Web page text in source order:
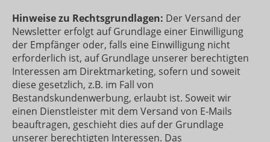
Hinweise zu Rechtsgrundlagen: Der Versand der
Newsletter erfolgt auf Grundlage einer Einwilligung
der Empfänger oder, falls eine Einwilligung nicht
erforderlich ist, auf Grundlage unserer berechtigten
Interessen am Direktmarketing, sofern und soweit
diese gesetzlich, z.B. im Fall von
Bestandskundenwerbung, erlaubt ist. Soweit wir
einen Dienstleister mit dem Versand von E-Mails
beauftragen, geschieht dies auf der Grundlage
unserer berechtigten Interessen. Das